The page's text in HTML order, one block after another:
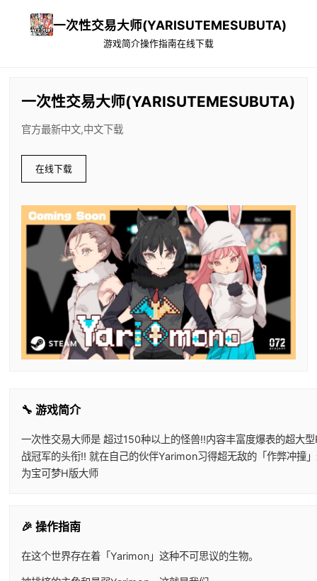
一次性交易大师(YARISUTEMESUBUTA)
游戏简介操作指南在线下载
一次性交易大师(YARISUTEMESUBUTA)
官方最新中文,中文下载
在线下载
🔧 游戏简介
一次性交易大师是 超过150种以上的怪兽!!内容丰富度爆表的超大
战冠军的头衔!! 就在自己的伙伴Yarimon习得超无敌的「作弊冲撞
为宝可梦H版大师
🎉 操作指南
在这个世界存在着「Yarimon」这种不可思议的生物。